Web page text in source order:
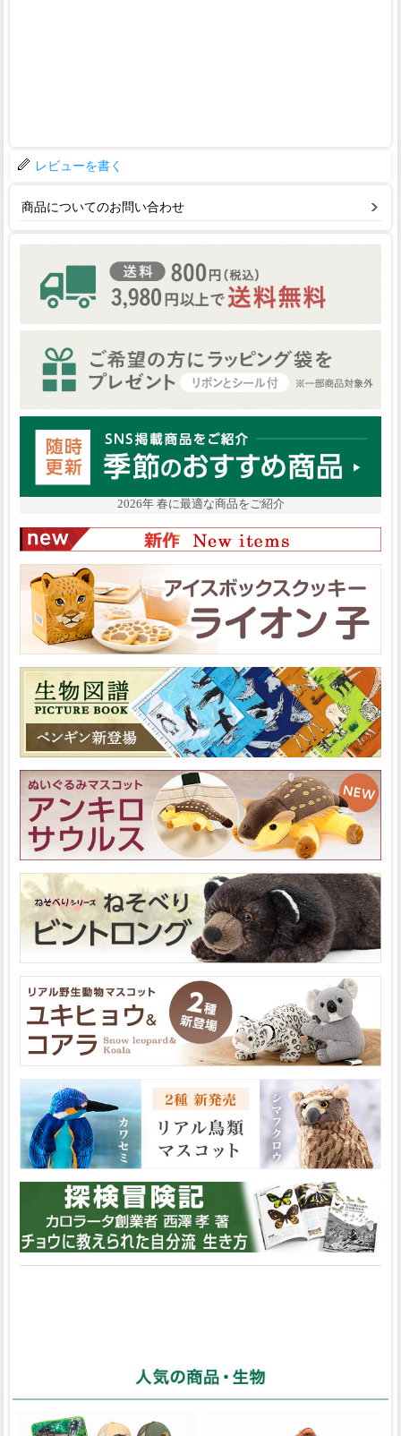
レビューを書く
商品についてのお問い合わせ